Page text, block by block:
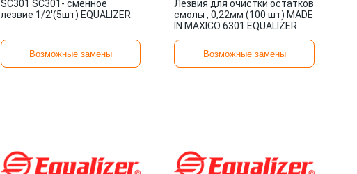
SC301 SC301- сменное
лезвие 1/2'(5шт) EQUALIZER
Возможные замены
Лезвия для очистки остатков
смолы , 0,22мм (100 шт) MADE
IN MAXICO 6301 EQUALIZER
Возможные замены